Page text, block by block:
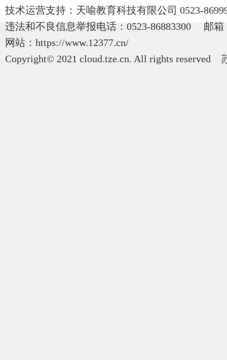
技术运营支持：天喻教育科技有限公司 0523-
违法和不良信息举报电话：0523-86883300 邮
网站：https://www.12377.cn/
Copyright© 2021 cloud.tze.cn. All rights reserved